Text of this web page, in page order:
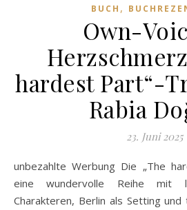
BUCH ,
Own-
hardest Part“-
Rabia
23. Juni 2025
unbezahlte Werbung Die „The hardest Part“-Trilogie ist
eine wundervolle Reihe mit
Charakteren, Berlin als Setting